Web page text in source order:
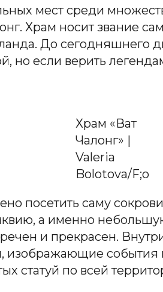
мест среди
Храм носит звание
До сегодняшнего
но если верить
Храм «Ват
Чалонг» |
Valeria
Bolotova/F;o
посетить саму
а именно
и прекрасен.
изображающие
статуй по всей